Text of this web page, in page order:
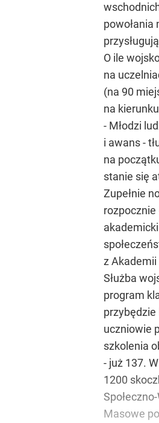
powołania
O ile
na
(na 90
na
- Młodzi
i awans -
na
stanie się
Zupełnie
rozpocznie
z Akademii
Służba
program
przybędzie
uczniowie
szkolenia
- już 137.
1200
Masowe